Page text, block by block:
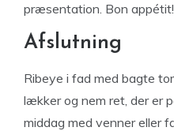
præsentation. Bon appétit!
Afslutning
Ribeye i fad med bagte
lækker og nem ret, der er
middag med venner eller